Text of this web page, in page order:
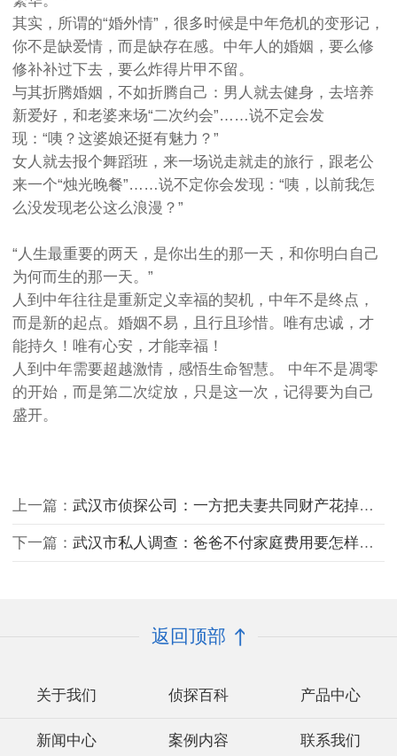
其实，所谓的“婚外情”，很多时候是中年危机的变形记，
你不是缺爱情，而是缺存在感。中年人的婚姻，要么修
修补补过下去，要么炸得片甲不留。
与其折腾婚姻，不如折腾自己：男人就去健身，去培养
新爱好，和老婆来场“二次约会”……说不定会发
现：“咦？这婆娘还挺有魅力？”
女人就去报个舞蹈班，来一场说走就走的旅行，跟老公
来一个“烛光晚餐”……说不定你会发现：“咦，以前我怎
么没发现老公这么浪漫？”
“人生最重要的两天，是你出生的那一天，和你明白自己
为何而生的那一天。”
人到中年往往是重新定义幸福的契机，中年不是终点，
而是新的起点。婚姻不易，且行且珍惜。唯有忠诚，才
能持久！唯有心安，才能幸福！
人到中年需要超越激情，感悟生命智慧。 中年不是凋零
的开始，而是第二次绽放，只是这一次，记得要为自己
盛开。
上一篇： 武汉市侦探公司：一方把夫妻共同财产花掉该怎么解决
下一篇： 武汉市私人调查：爸爸不付家庭费用要怎样解决
返回顶部
关于我们 侦探百科 产品中心
新闻中心 案例内容 联系我们